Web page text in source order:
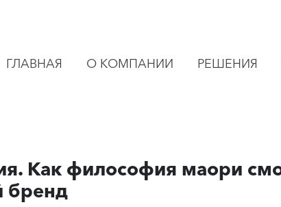
ГЛАВНАЯ О КОМПАНИИ РЕШЕНИЯ
Как философия маори
бренд